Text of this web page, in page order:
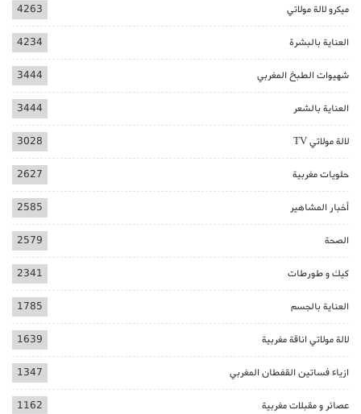
ميكرو لالة مولاتي 4263
العناية بالبشرة 4234
شهيوات الطبخ المغربي 3444
العناية بالشعر 3444
لالة مولاتي TV 3028
حلويات مغربية 2627
أخبار المشاهير 2585
الصحة 2579
كيك و طورطات 2341
العناية بالجسم 1785
لالة مولاتي اناقة مغربية 1639
ازياء فساتين القفطان المغربي 1347
عصائر و مقبلات مغربية 1162